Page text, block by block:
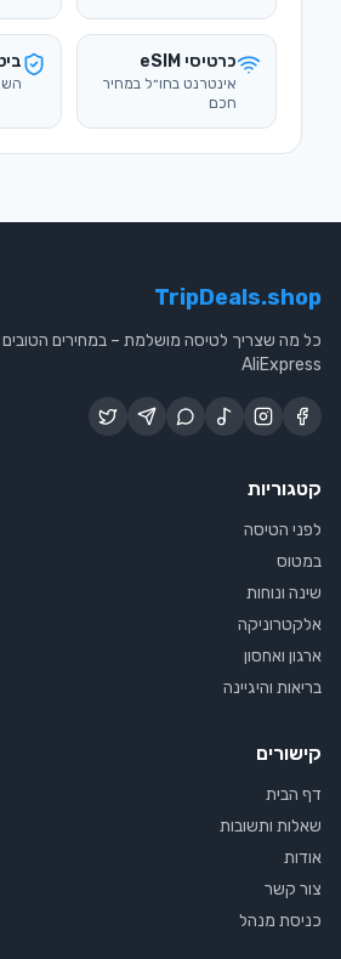
TripDeals.shop
כל מה שצריך לטיסה מושלמת – במחירים הטובים
AliExpress
קטגוריות
לפני הטיסה
במטוס
שינה ונוחות
אלקטרוניקה
ארגון ואחסון
בריאות והיגיינה
קישורים
דף הבית
שאלות ותשובות
אודות
צור קשר
כניסת מנהל